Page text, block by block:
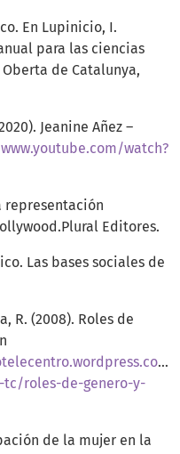
En Lupinicio, I.
para las ciencias
de Catalunya,
Jeanine Añez –
watch?
representación
Editores.
Las bases sociales de
R. (2008). Roles de
tc/roles-de-genero-y-
de la mujer en la